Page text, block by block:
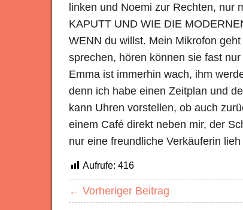
linken und Noemi zur Rechten, nur
KAPUTT UND WIE DIE
WENN du willst. Mein Mikrofon
sprechen, hören können sie fast
Emma ist immerhin wach, ihm
denn ich habe einen Zeitplan und
kann Uhren vorstellen, ob auch
einem Café direkt neben mir, der
nur eine freundliche Verkäuferin
Aufrufe: 416
← Vorheriger Beitrag